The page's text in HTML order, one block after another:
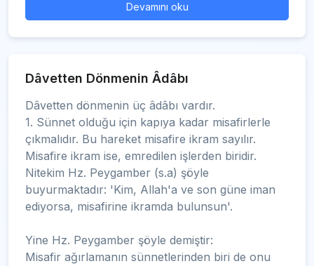
Devamını oku
Dâvetten Dönmenin Âdâbı
Dâvetten dönmenin üç âdâbı vardır.
1. Sünnet olduğu için kapıya kadar misafirlerle
çıkmalıdır. Bu hareket misafire ikram sayılır.
Misafire ikram ise, emredilen işlerden biridir.
Nitekim Hz. Peygamber (s.a) şöyle
buyurmaktadır: 'Kim, Allah'a ve son güne iman
ediyorsa, misafirine ikramda bulunsun'.
Yine Hz. Peygamber şöyle demiştir:
Misafir ağırlamanın sünnetlerinden biri de onu